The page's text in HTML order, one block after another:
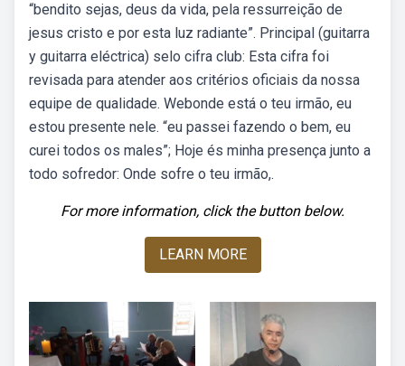
“bendito sejas, deus da vida, pela ressurreição de
jesus cristo e por esta luz radiante”. Principal (guitarra
y guitarra eléctrica) selo cifra club: Esta cifra foi
revisada para atender aos critérios oficiais da nossa
equipe de qualidade. Webonde está o teu irmão, eu
estou presente nele. “eu passei fazendo o bem, eu
curei todos os males”; Hoje és minha presença junto a
todo sofredor: Onde sofre o teu irmão,.
For more information, click the button below.
LEARN MORE